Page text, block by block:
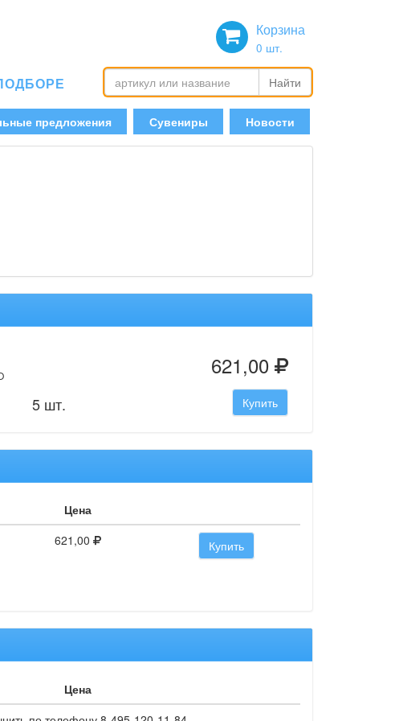
Корзина
0 шт.
Найти
предложения Сувениры Новости
621,00
5 шт. Купить
Цена
621,00 Купить
Цена